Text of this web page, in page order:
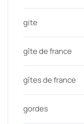
gite
gîte de france
gîtes de france
gordes